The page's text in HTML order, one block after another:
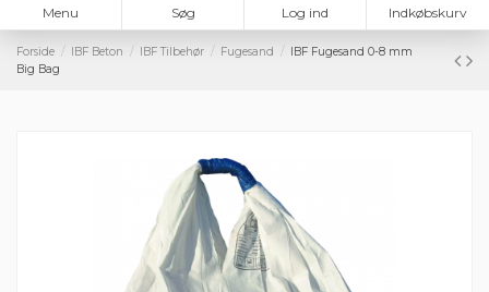
Menu Søg Log ind Indkøbskurv
Forside IBF Beton IBF Tilbehør Fugesand
IBF Fugesand 0-8 mm
Big Bag